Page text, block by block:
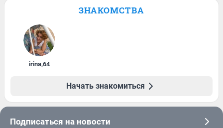
ЗНАКОМСТВА
irina,64
Начать знакомиться
Подписаться на новости